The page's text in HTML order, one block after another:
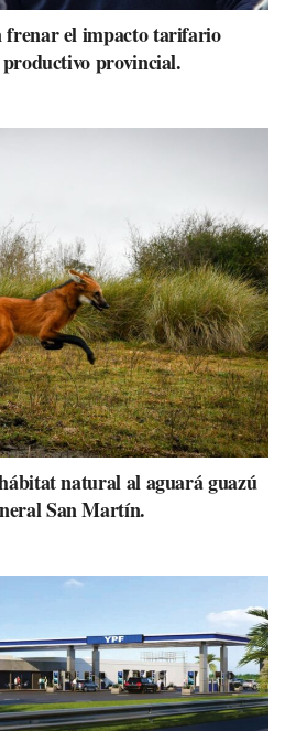
frenar el impacto tarifario
provincial.
natural al aguará guazú
San Martín.